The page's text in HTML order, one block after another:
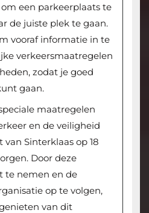
een parkeerplaats te
de juiste plek te gaan.
vooraf informatie in te
verkeersmaatregelen
zodat je goed
gaan.
maatregelen
en de veiligheid
Sinterklaas op 18
Door deze
te nemen en de
op te volgen,
van dit